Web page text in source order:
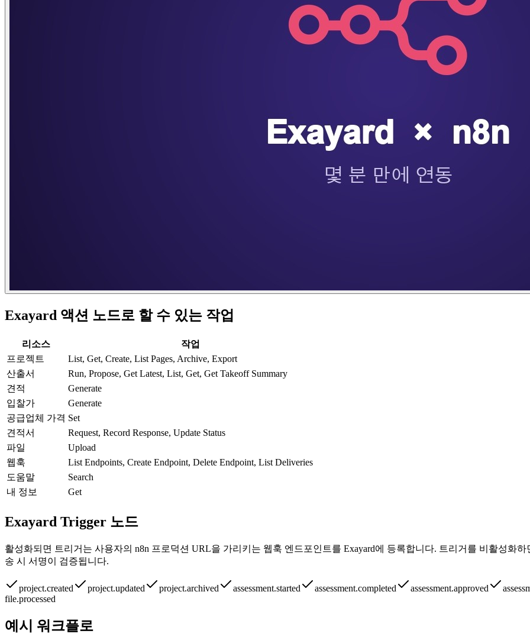
Exayard 액션 노드로 할 수 있는 작업
리소스
작업
프로젝트
List, Get, Create, List Pages, Archive, Export
산출서
Run, Propose, Get Latest, List, Get, Get Takeoff Summary
견적
Generate
입찰가
Generate
공급업체 가격 Set
견적서
Request, Record Response, Update Status
파일
Upload
웹훅
List Endpoints, Create Endpoint, Delete Endpoint, List Deliveries
도움말
Search
내 정보
Get
Exayard Trigger 노드
활성화되면 트리거는 사용자의 n8n 프로덕션 URL을 가리키는 웹훅 엔드포인트를 Exayard에 등록합니다. 트리거를 비활성화
송 시 서명이 검증됩니다.
project.created project.updated project.archived assessment.started assessment.completed assessment.approved
file.processed
예시 워크플로